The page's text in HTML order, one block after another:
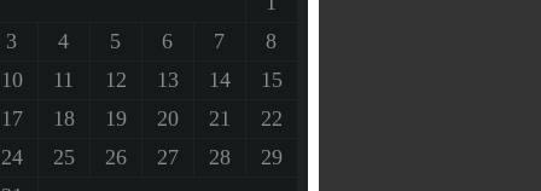
3
4 5 6 7
8
10
11 12 13 14
15
17
18 19 20 21
22
24
25 26 27 28
29